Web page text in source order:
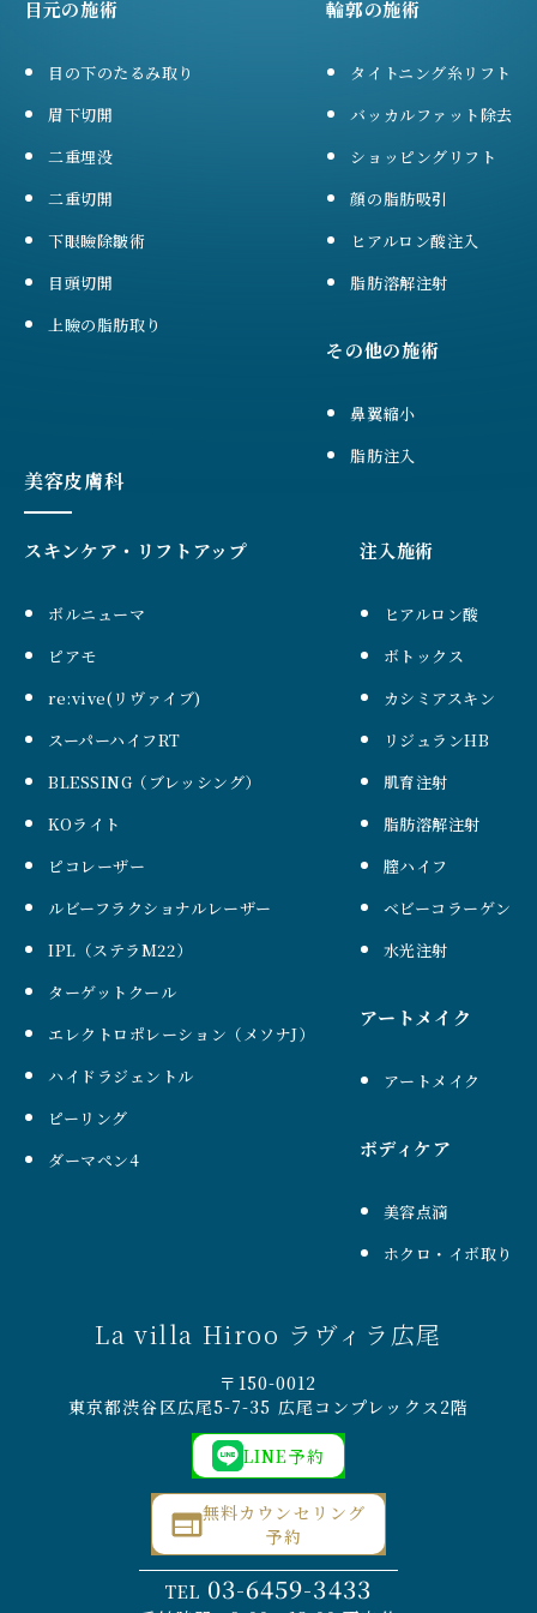
目元の施術
目の下のたるみ取り
眉下切開
二重埋没
二重切開
下眼瞼除皺術
目頭切開
上瞼の脂肪取り
輪郭の施術
タイトニング糸リフト
バッカルファット除去
ショッピングリフト
顔の脂肪吸引
ヒアルロン酸注入
脂肪溶解注射
その他の施術
鼻翼縮小
脂肪注入
美容皮膚科
スキンケア・リフトアップ
ボルニューマ
ピアモ
re:vive(リヴァイブ)
スーパーハイフRT
BLESSING（ブレッシング）
KOライト
ピコレーザー
ルビーフラクショナルレーザー
IPL（ステラM22）
ターゲットクール
エレクトロポレーション（メソナJ）
ハイドラジェントル
ピーリング
ダーマペン4
注入施術
ヒアルロン酸
ボトックス
カシミアスキン
リジュランHB
肌育注射
脂肪溶解注射
膣ハイフ
ベビーコラーゲン
水光注射
アートメイク
アートメイク
ボディケア
美容点滴
ホクロ・イボ取り
La villa Hiroo ラヴィラ広尾
〒150-0012
東京都渋谷区広尾5-7-35 広尾コンプレックス2階
LINE予約
無料カウンセリング
予約
TEL 03-6459-3433